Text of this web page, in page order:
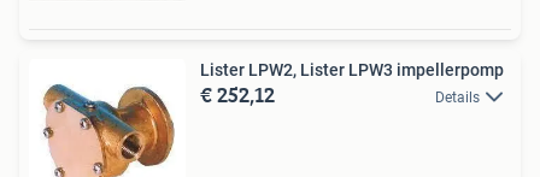
Lister LPW2, Lister LPW3 impellerpomp
€ 252,12 Details